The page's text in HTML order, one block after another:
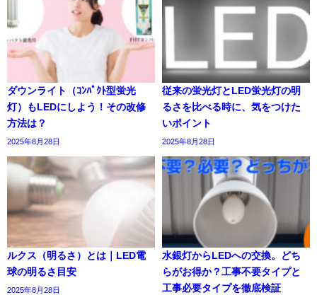
ダウンライト（ｺﾝﾊﾟｸﾄ型蛍光
灯）もLEDにしよう！その改修
方法は？
2025年8月28日
従来の蛍光灯とLED蛍光灯の明
るさを比べる時に、気をつけた
いポイント
2025年8月28日
ルクス（明るさ）とは｜LED電
球の明るさ目安
2025年8月28日
水銀灯からLEDへの交換。どち
らがお得か？工事不要タイプと
工事必要タイプを徹底検証